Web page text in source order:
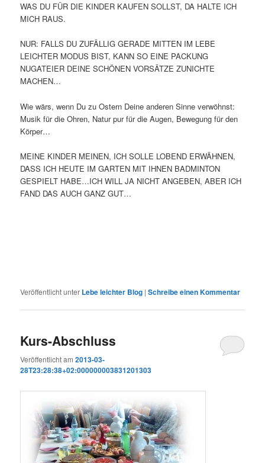
WAS DU FÜR DIE KINDER KAUFEN SOLLST, DA HALTE ICH
MICH RAUS.
NUR: FALLS DU ZUFÄLLIG GERADE MITTEN IM LEBE
LEICHTER MODUS BIST, KANN SO EINE PACKUNG
NUGATEIER DEINE SCHÖNEN VORSÄTZE ZUNICHTE
MACHEN…
Wie wärs, wenn Du zu Ostern Deine anderen Sinne verwöhnst:
Musik für die Ohren, Natur pur für die Augen, Bewegung für den
Körper…
MEINE KINDER MEINEN, ICH SOLLE LOBEND ERWÄHNEN,
DASS ICH HEUTE IM GARTEN MIT IHNEN BADMINTON
GESPIELT HABE…ICH WILL JA NICHT ANGEBEN, ABER ICH
FAND DAS AUCH GANZ GUT…
Veröffentlicht unter Lebe leichter Blog |Schreibe einen Kommentar
Kurs-Abschluss
Veröffentlicht am2013-03-
28T23:28:38+02:000000003831201303